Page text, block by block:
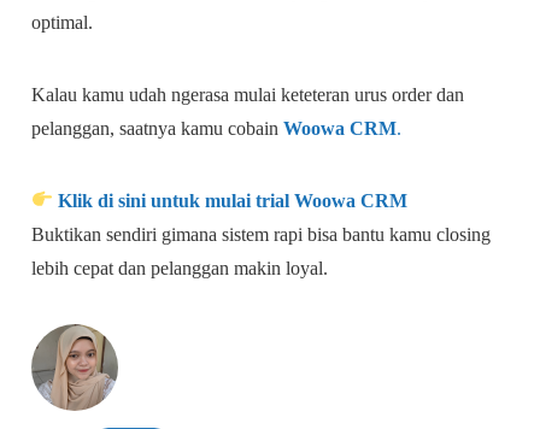
optimal.
Kalau kamu udah ngerasa mulai keteteran urus order dan
pelanggan, saatnya kamu cobainWoowa CRM.
Klik di sini untuk mulai trial Woowa CRM
Buktikan sendiri gimana sistem rapi bisa bantu kamu closing
lebih cepat dan pelanggan makin loyal.